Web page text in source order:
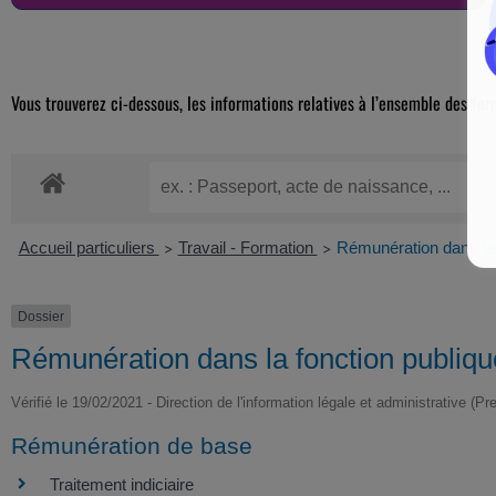
Vous trouverez ci-dessous, les informations relatives à l’ensemble des
Accueil particuliers > Travail - Formation > Rémunération dans la
Dossier
Rémunération dans la fonction
Vérifié le 19/02/2021 - Direction de l'information légale et administrative
Rémunération de base
Traitement indiciaire